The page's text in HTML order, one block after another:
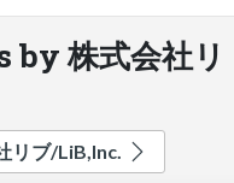
by 株式会社リ
リブ/LiB,Inc.